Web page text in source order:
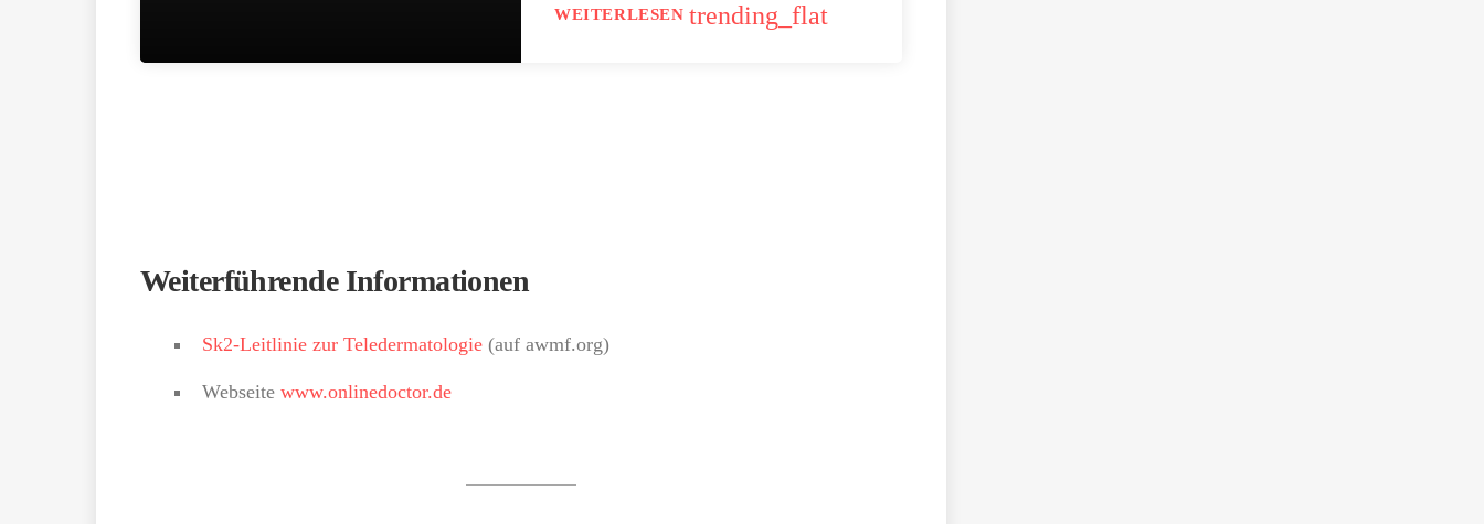
zur Verfügung? – fast_forward 00:07:44 –
Für welche Einsatzgebiete kommen diese
WEITERLESENtrending_flat
Weiterführende Informationen
Sk2-Leitlinie zur Teledermatologie(auf awmf.org)
Webseite www.onlinedoctor.de